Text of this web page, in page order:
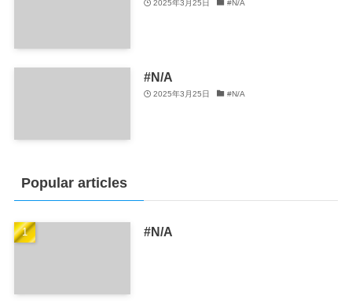
2025年3月25日 #N/A
#N/A
2025年3月25日 #N/A
Popular articles
#N/A